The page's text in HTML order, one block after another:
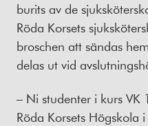
burits av de
Röda Korsets
broschen att sändas
delas ut vid
– Ni studenter i kurs VK
Röda Korsets Högskola